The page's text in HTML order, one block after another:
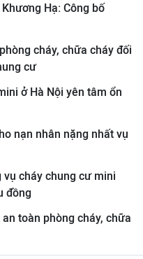
Tây
Hạ: Công bố
cháy, chữa cháy đối
cư
ở Hà Nội yên tâm ổn
nạn nhân nặng nhất vụ
cháy chung cư mini
đồng
toàn phòng cháy, chữa